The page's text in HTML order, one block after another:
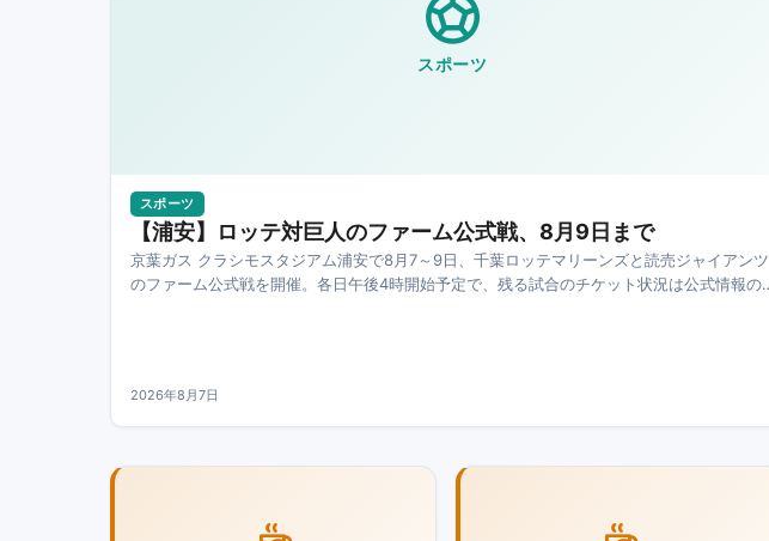
スポーツ
スポーツ
【浦安】ロッテ対巨人のファーム公式戦、8月9日まで
京葉ガス クラシモスタジアム浦安で8月7～9日、千葉ロッテマリーンズと読売ジャイアンツ
のファーム公式戦を開催。各日午後4時開始予定で、残る試合のチケット状況は公式情報の
2026年8月7日